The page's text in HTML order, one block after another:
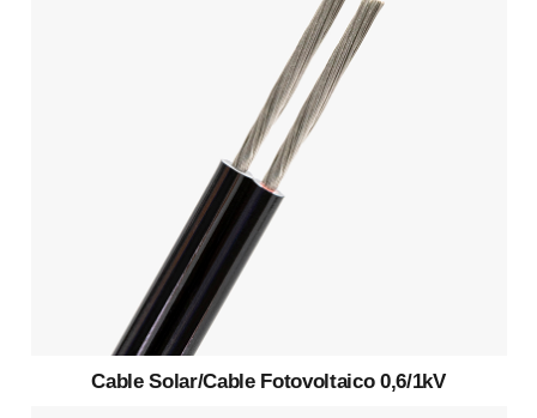
Cable Solar/Cable Fotovoltaico 0,6/1kV